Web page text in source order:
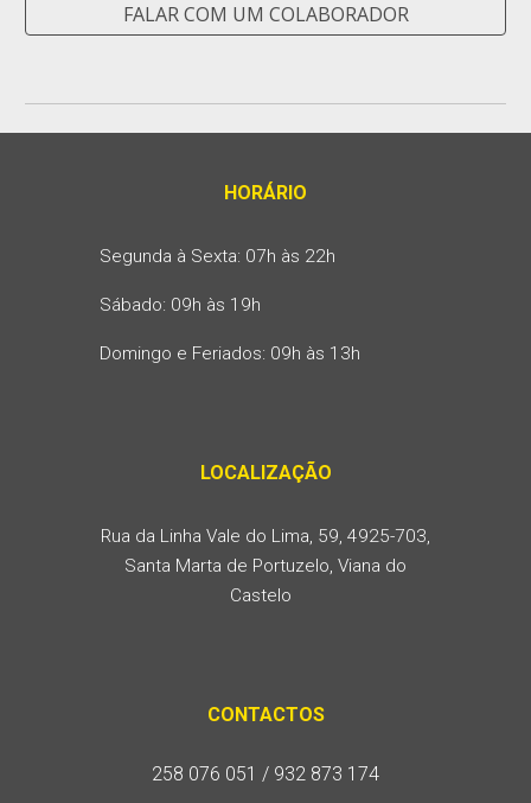
FALAR COM UM COLABORADOR
HORÁRIO
Segunda à Sexta: 07h às 22h
Sábado: 09h às 19h
Domingo e Feriados: 09h às 13h
LOCALIZAÇÃO
Rua da Linha Vale do Lima, 59, 4925-703,
Santa Marta de Portuzelo, Viana do
Castelo
CONTACTOS
258 076 051 / 932 873 174